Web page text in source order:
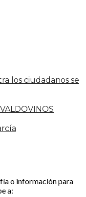
los ciudadanos se
o información para
a: